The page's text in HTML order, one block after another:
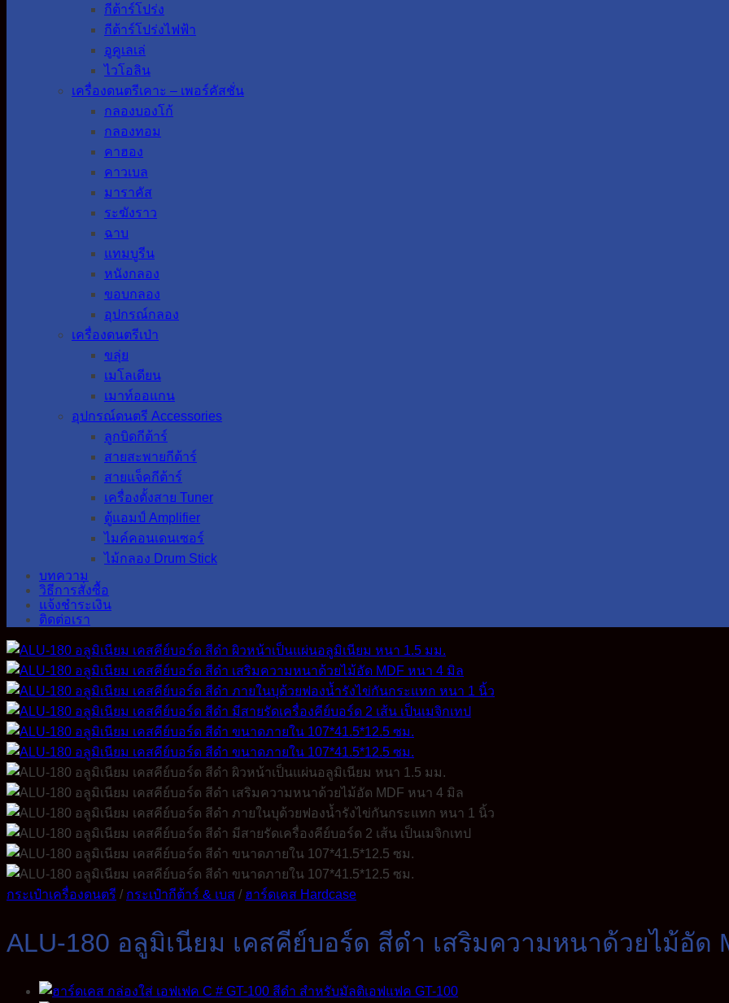
กีต้าร์โปร่ง
กีต้าร์โปร่งไฟฟ้า
อูคูเลเล่
ไวโอลิน
เครื่องดนตรีเคาะ – เพอร์คัสชั่น
กลองบองโก้
กลองทอม
คาฮอง
คาวเบล
มาราคัส
ระฆังราว
ฉาบ
แทมบูรีน
หนังกลอง
ขอบกลอง
อุปกรณ์กลอง
เครื่องดนตรีเป่า
ขลุ่ย
เมโลเดียน
เมาท์ออแกน
อุปกรณ์ดนตรี Accessories
ลูกบิดกีต้าร์
สายสะพายกีต้าร์
สายแจ็คกีต้าร์
เครื่องตั้งสาย Tuner
ตู้แอมป์ Amplifier
ไมค์คอนเดนเซอร์
ไม้กลอง Drum Stick
บทความ
วิธีการสั่งซื้อ
แจ้งชำระเงิน
ติดต่อเรา
กระเป๋าเครื่องดนตรี / กระเป๋ากีต้าร์ & เบส / ฮาร์ดเคส Hardcase
ALU-180 อลูมิเนียม เคสคีย์บอร์ด สีดำ เสริมความหนาด้วยไม้อัด